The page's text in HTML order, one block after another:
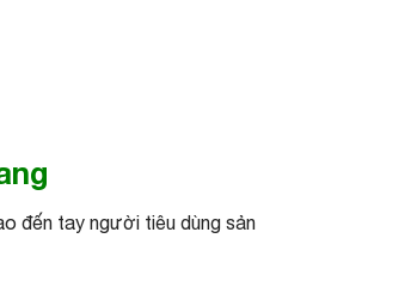
đến tay người tiêu dùng sản